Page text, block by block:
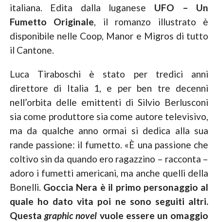
italiana. Edita dalla luganese UFO –
Un
Fumetto Originale, il romanzo illustrato è
disponibile nelle Coop, Manor e Migros di tutto
il Cantone.
Luca Tiraboschi è stato per tredici anni
direttore di Italia 1, e per ben tre decenni
nell’orbita delle emittenti di Silvio Berlusconi
sia come produttore sia come autore televisivo,
ma da qualche anno ormai si dedica alla sua
rande passione: il fumetto. «È una passione che
coltivo sin da quando ero ragazzino – racconta –
adoro i fumetti americani, ma anche quelli della
Bonelli. Goccia Nera è il primo personaggio al
quale ho dato vita poi ne sono seguiti altri.
Questa graphic novel vuole essere un omaggio